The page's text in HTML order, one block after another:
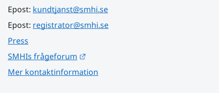
Epost: kundtjanst@smhi.se
Epost: registrator@smhi.se
Press
SMHIs frågeforum
Mer kontaktinformation